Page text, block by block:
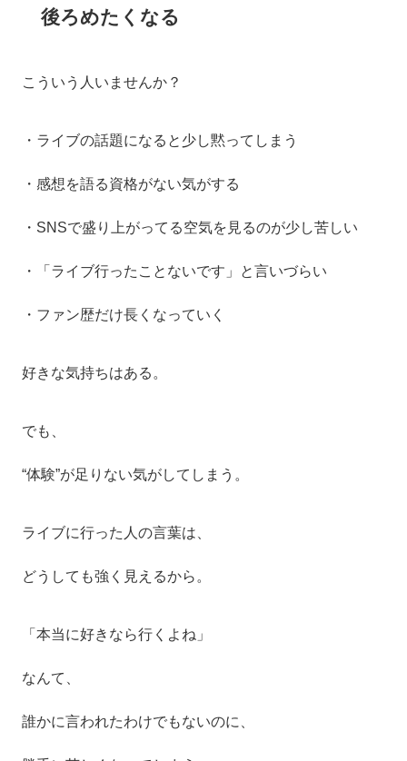
後ろめたくなる
こういう人いませんか？
・ライブの話題になると少し黙ってしまう
・感想を語る資格がない気がする
・SNSで盛り上がってる空気を見るのが少し苦しい
・「ライブ行ったことないです」と言いづらい
・ファン歴だけ長くなっていく
好きな気持ちはある。
でも、
“体験”が足りない気がしてしまう。
ライブに行った人の言葉は、
どうしても強く見えるから。
「本当に好きなら行くよね」
なんて、
誰かに言われたわけでもないのに、